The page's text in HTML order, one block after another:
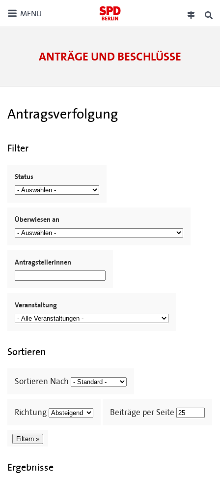
MENÜ
ANTRÄGE UND BESCHLÜSSE
Antragsverfolgung
Filter
Status
Überwiesen an
AntragstellerInnen
Veranstaltung
Sortieren
Sortieren Nach
Richtung Beiträge per Seite
Ergebnisse